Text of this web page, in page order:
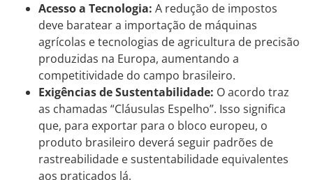
Acesso a Tecnologia: A redução de impostos
deve baratear a importação de máquinas
agrícolas e tecnologias de agricultura de precisão
produzidas na Europa, aumentando a
competitividade do campo brasileiro.
Exigências de Sustentabilidade: O acordo traz
as chamadas “Cláusulas Espelho”. Isso significa
que, para exportar para o bloco europeu, o
produto brasileiro deverá seguir padrões de
rastreabilidade e sustentabilidade equivalentes
aos praticados lá.